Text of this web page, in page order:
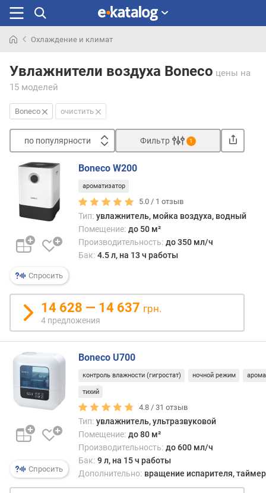
раньше
Охлаждение и климат
Увлажнители воздуха Boneco цены на
15 моделей
Boneco очистить
по популярности
п
п
у
л
р
н
с
т
д
е
е
в
к
д
Фильтр 1
Спросить
Boneco W200
ароматизатор
5.0 / 1 отзыв
Тип: увлажнитель, мойка воздуха, водный
Помещение: до 50 м²
Производительность: до 350 мл/ч
Бак: 4.5 л, на 13 ч работы
14 628 — 14 637 грн.
4 предложения
Спросить
Boneco U700
контроль влажности (гигростат) ночной режим
тихий
4.8 /31 отзыв
Тип: увлажнитель, ультразвуковой
Помещение: до 80 м²
Производительность: до 600 мл/ч
Бак: 9 л, на 15 ч работы
Дополнительно: вращение испарителя,